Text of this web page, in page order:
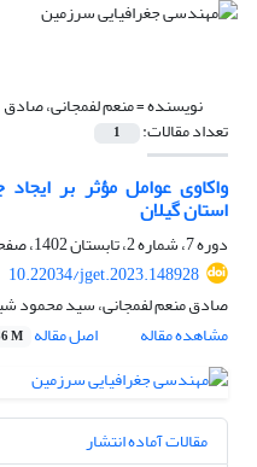
نویسنده =منعم لفمجانی، صادق
تعداد مقالات: 1
واکاوی عوامل مؤثر بر
استان گیلان
دوره 7، شماره 2، تابستان 1402، صفحه
10.22034/jget.2023.148928
صادق منعم لفمجانی، سید محمود
مشاهده مقاله
اصل مقاله M
مقالات آماده انتشار